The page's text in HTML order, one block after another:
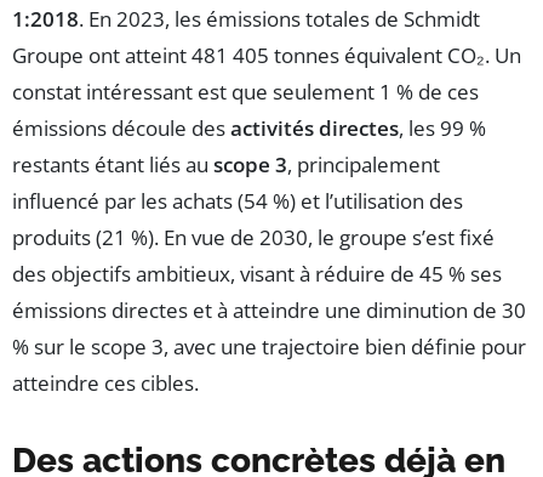
1:2018. En 2023, les émissions totales de Schmidt
Groupe ont atteint 481 405 tonnes équivalent CO₂. Un
constat intéressant est que seulement 1 % de ces
émissions découle desactivités directes, les 99 %
restants étant liés au scope 3, principalement
influencé par les achats (54 %) et l’utilisation des
produits (21 %). En vue de 2030, le groupe s’est fixé
des objectifs ambitieux, visant à réduire de 45 % ses
émissions directes et à atteindre une diminution de 30
% sur le scope 3, avec une trajectoire bien définie pour
atteindre ces cibles.
Des actions concrètes déjà en